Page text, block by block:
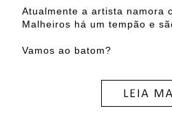
Atualmente a artista namora
Malheiros há um tempão e
Vamos ao batom?